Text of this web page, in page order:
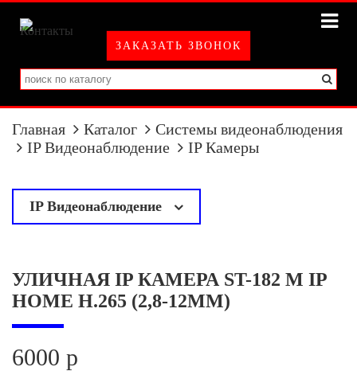
ЗАКАЗАТЬ ЗВОНОК
Главная Каталог
Системы видеонаблюдения
IP Видеонаблюдение
IP Камеры
IP Видеонаблюдение
IP Регистраторы
IP Оборудование
УЛИЧНАЯ IP КАМЕРА ST-182 M IP
HOME H.265 (2,8-12MM)
6000 р